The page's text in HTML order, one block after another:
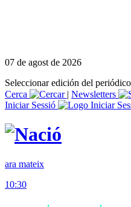
07 de agost de 2026
Seleccionar edición del periódico
Cerca
| Newsletters
Iniciar Sessió
ara mateix
10:30